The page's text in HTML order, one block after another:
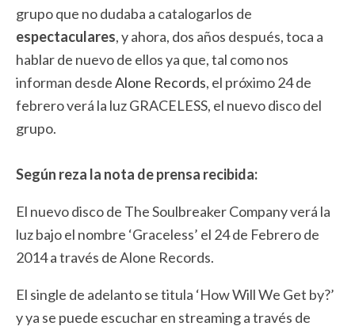
grupo que no dudaba a catalogarlos de
espectaculares, y ahora, dos años después, toca a
hablar de nuevo de ellos ya que, tal como nos
informan desdeAlone Records, el próximo 24 de
febrero verá la luz GRACELESS, el nuevo disco del
grupo.
Según reza la nota de prensa recibida:
El nuevo disco de The Soulbreaker Company verá la
luz bajo el nombre ‘Graceless’ el 24 de Febrero de
2014 a través de Alone Records.
El single de adelanto se titula ‘How Will We Get by?’
y ya se puede escuchar en streaming a través de